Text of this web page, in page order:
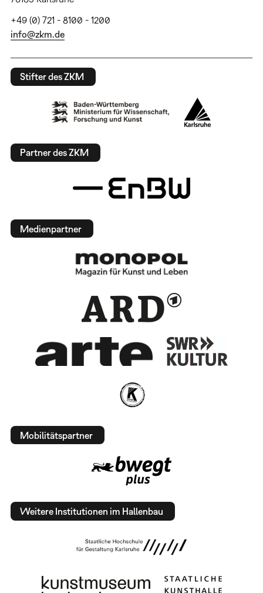
+49 (0) 721 - 8100 - 1200
info@zkm.de
Stifter des ZKM
Partner des ZKM
Medienpartner
Mobilitätspartner
Weitere Institutionen im Hallenbau